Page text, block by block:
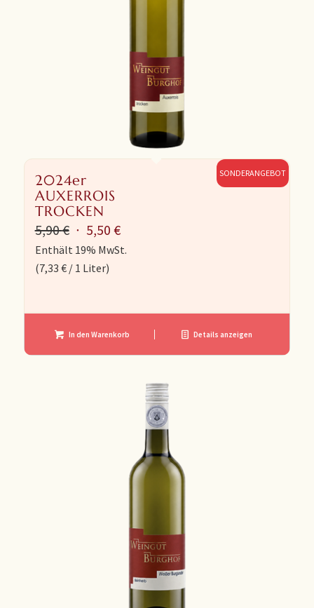
2024er
AUXERROIS
TROCKEN
5,90€ Ursprünglicher
Preis
war:
5,50 €Aktueller
Preis
Enthält 19% MwSt.
(7,33 €/ 1 Liter)
SONDERANGEBOT
In den Warenkorb Details anzeigen